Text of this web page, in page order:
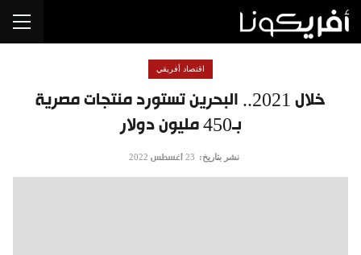
خلال 2021.. البحرين تستورد منتجات مصرية
بـ450 مليون دولار
اقتصاد أفريقي
نشر بتاريخ: 23 أغسطس 2022